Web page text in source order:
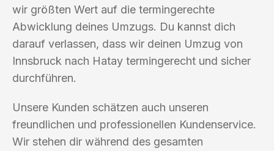
wir größten Wert auf die termingerechte
Abwicklung deines Umzugs. Du kannst dich
darauf verlassen, dass wir deinen Umzug von
Innsbruck nach Hatay termingerecht und sicher
durchführen.
Unsere Kunden schätzen auch unseren
freundlichen und professionellen Kundenservice.
Wir stehen dir während des gesamten